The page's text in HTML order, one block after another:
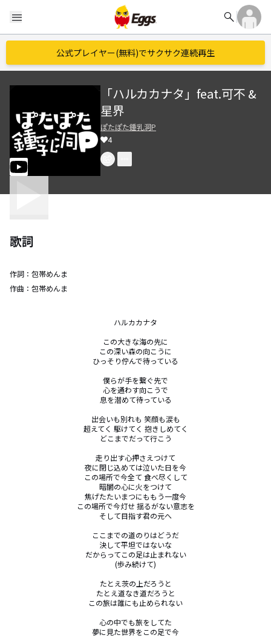
menu search
公式プレイヤー(無料)でサクサク連続再生
「ハルカカナタ」feat.可不 &
星界
ぽたぽた鍾乳洞P
4
歌詞
作詞： 包帯めんま
作曲： 包帯めんま
ハルカカナタ
この大きな海の先に
この深い森の向こうに
ひっそり佇んで待っている
僕らが手を繋ぐ先で
心を通わす向こうで
息を潜めて待っている
出会いも別れも 笑顔も涙も
超えてく 駆けてく 抱きしめてく
どこまでだって行こう
走り出す心押さえつけて
夜に閉じ込めては泣いた日を今
この場所で今全て 食べ尽くして
暗闇の心に火をつけて
焦げたたいまつにももう一度今
この場所で今灯せ 揺るがない意志を
そして目指す君の元へ
ここまでの道のりはどうだ
決して平坦ではないな
だからってこの足は止まれない
(歩み続けて)
たとえ茨の上だろうと
たとえ道なき道だろうと
この旅は誰にも止められない
心の中でも旅をしてた
夢に見た世界をこの足で今